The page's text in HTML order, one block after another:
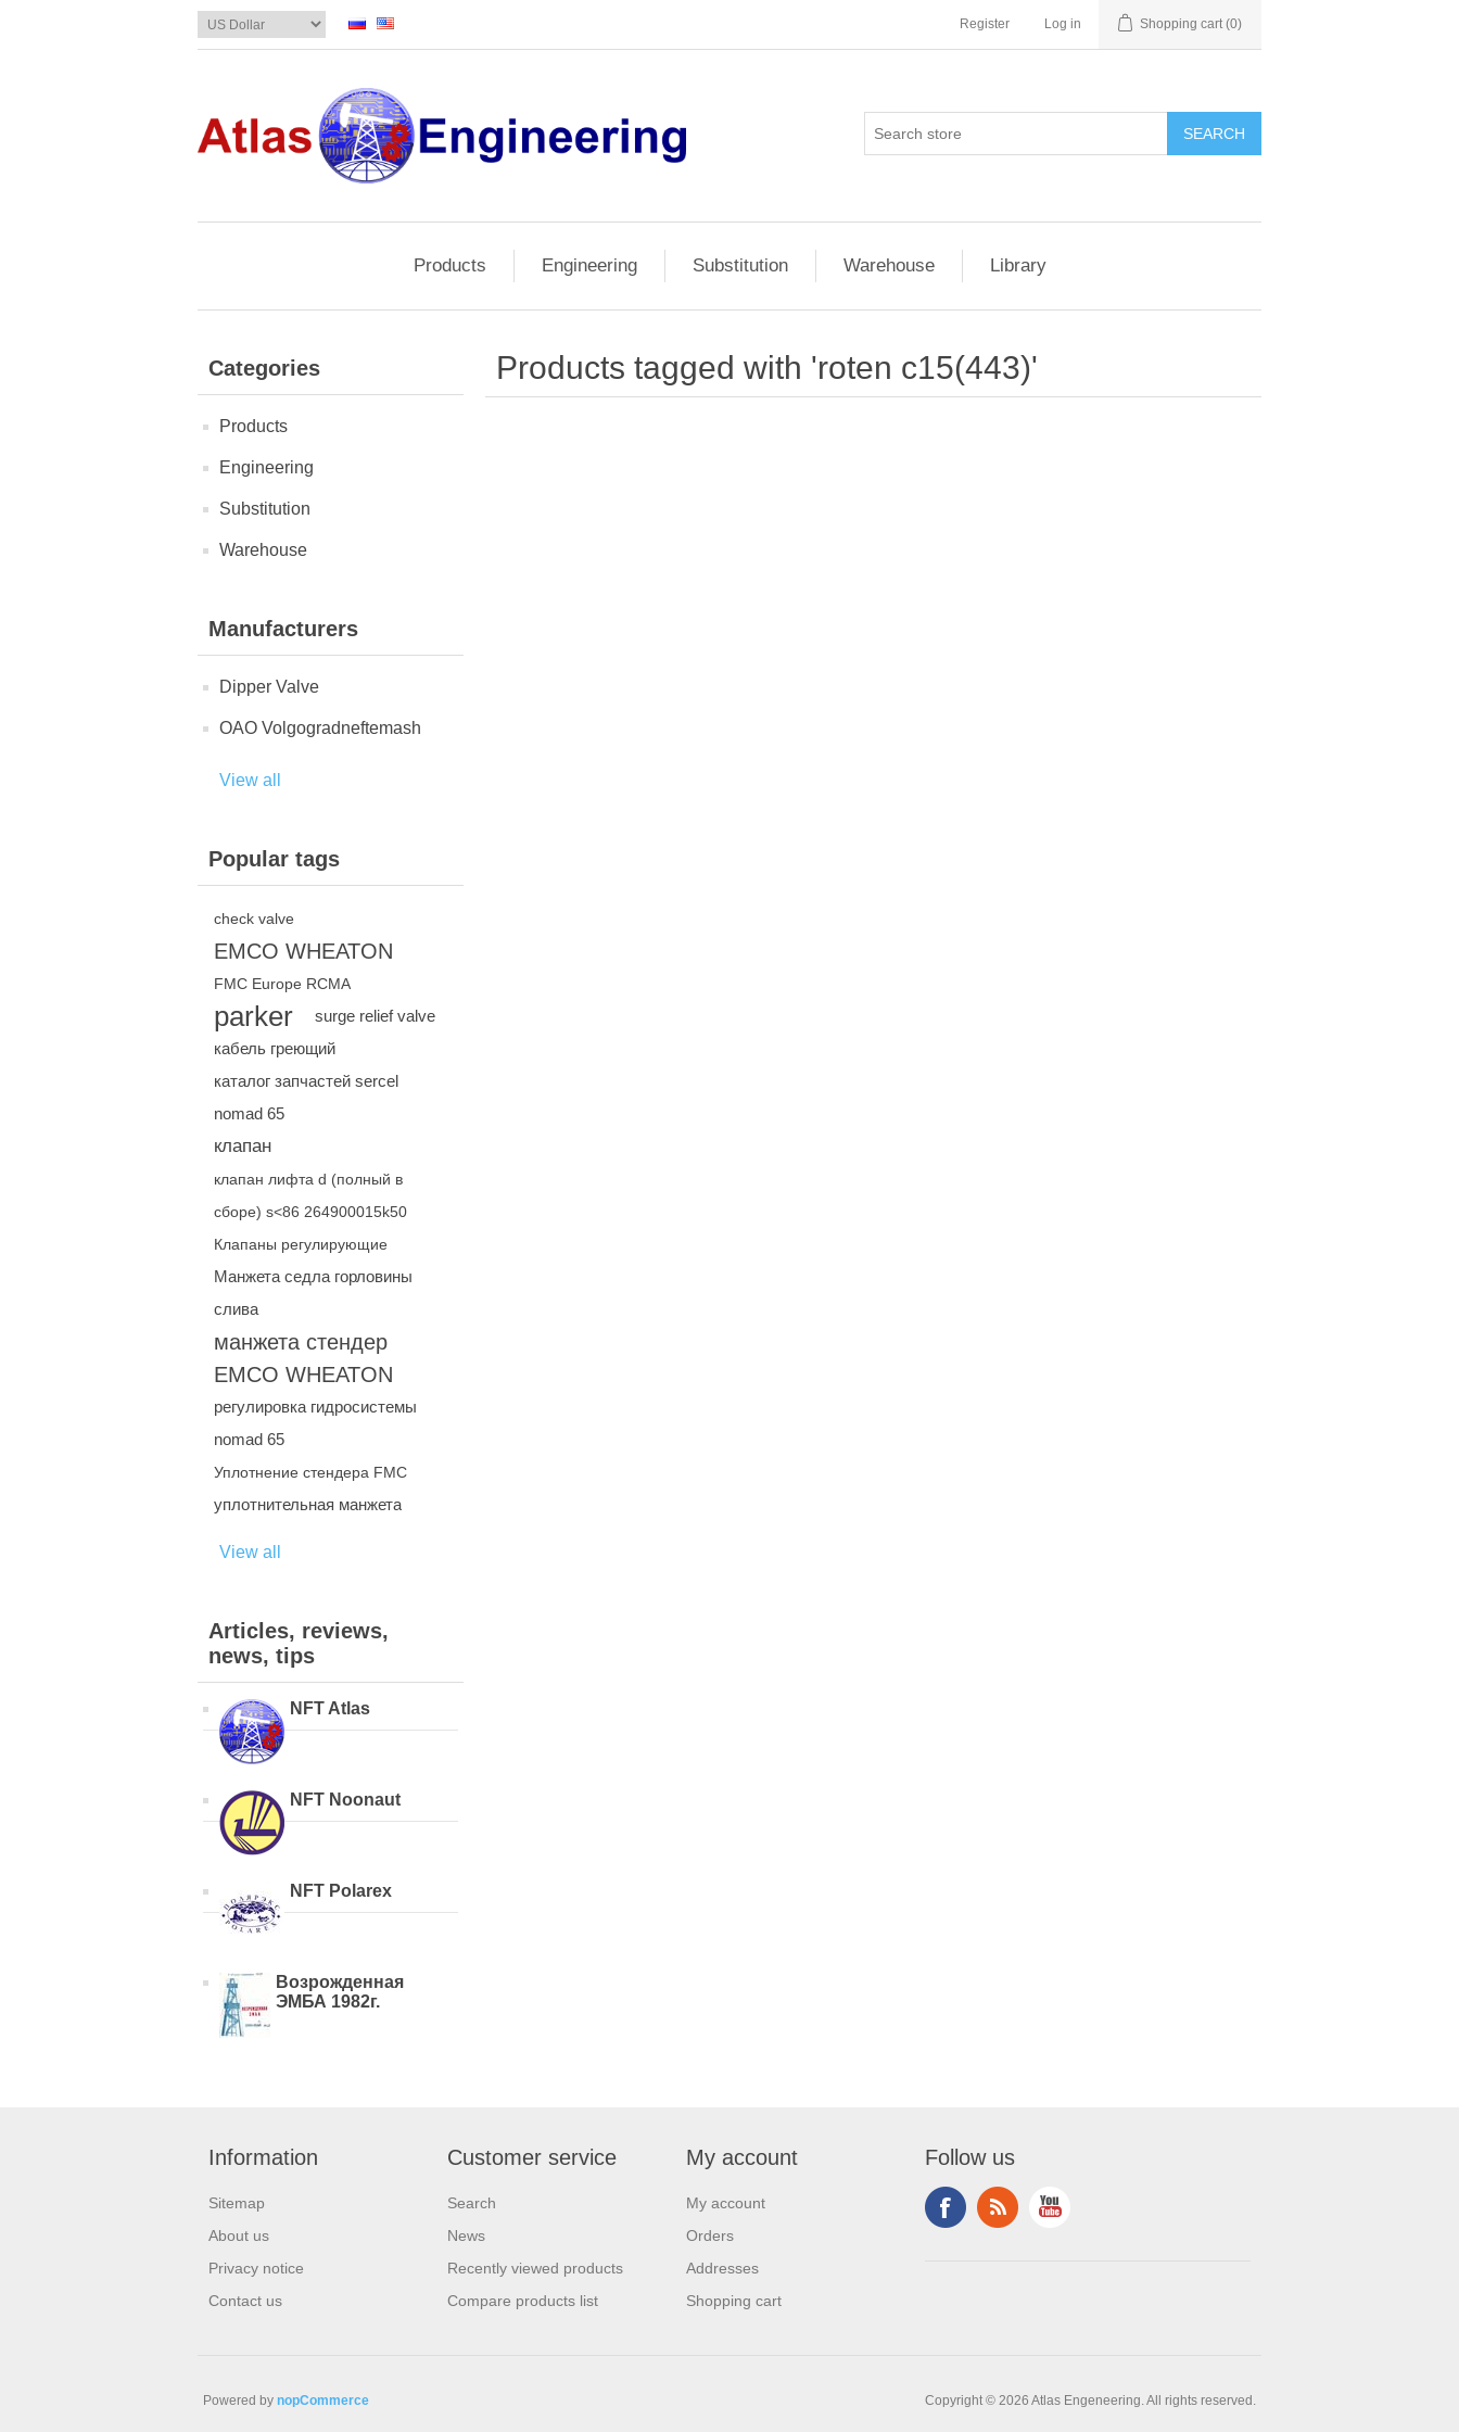
Register Log in Shopping cart (0)
Products Engineering Substitution Warehouse Library
Categories
Products
Engineering
Substitution
Warehouse
Manufacturers
Dipper Valve
OAO Volgogradneftemash
View all
Popular tags
check valve
EMCO WHEATON
FMC Europe RCMA
parker
surge relief valve
кабель греющий
каталог запчастей sercel
nomad 65
клапан
клапан лифта d (полный в
сборе) s<86 264900015k50
Клапаны регулирующие
Манжета седла горловины
слива
манжета стендер
EMCO WHEATON
регулировка гидросистемы
nomad 65
Уплотнение стендера FMC
уплотнительная манжета
View all
Articles, reviews,
news, tips
NFT Atlas
NFT Noonaut
NFT Polarex
Возрожденная
ЭМБА 1982г.
Products tagged with 'roten c15(443)'
Information
Sitemap
About us
Privacy notice
Contact us
Customer service
Search
News
Recently viewed products
Compare products list
My account
My account
Orders
Addresses
Shopping cart
Follow us
Copyright © 2026 Atlas Engeneering. All rights reserved.
Powered by nopCommerce